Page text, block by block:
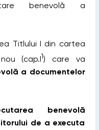
benevolă a
Titlului I din cartea
(cap.I1) care va
a documentelor
benevolă
de a executa